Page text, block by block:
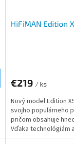
HiFiMAN Edition
€219 / ks
Nový model Edition
svojho populárneho
pričom obsahuje
Vďaka technológiám
transparentných